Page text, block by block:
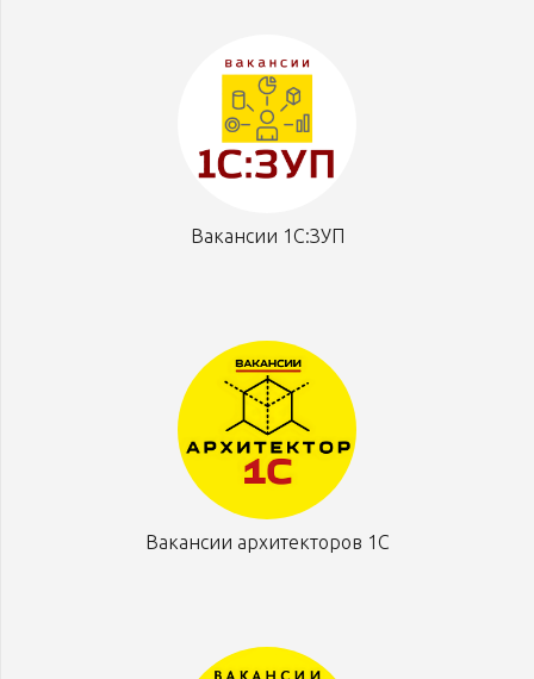
Вакансии 1С:ЗУП
Вакансии архитекторов 1С